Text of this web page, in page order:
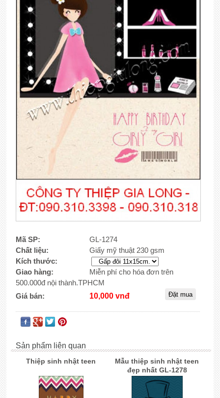
Mã SP:
GL-1274
Chất liệu:
Giấy mỹ thuật 230 gsm
Kích thước:
Giao hàng:
Miễn phí cho hóa đơn trên
500.000đ nội thành.TPHCM
Giá bán:
10,000 vnđ
Sản phẩm liên quan
Thiệp sinh nhật teen
Mẫu thiệp sinh nhật teen
đẹp nhất GL-1278